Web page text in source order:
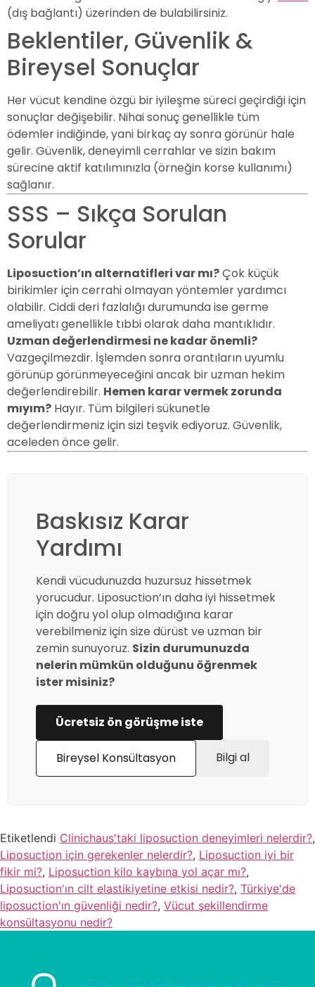
(dış bağlantı) üzerinden de bulabilirsiniz.
Beklentiler, Güvenlik &
Bireysel Sonuçlar
Her vücut kendine özgü bir iyileşme süreci geçirdiği için
sonuçlar değişebilir. Nihai sonuç genellikle tüm
ödemler indiğinde, yani birkaç ay sonra görünür hale
gelir. Güvenlik, deneyimli cerrahlar ve sizin bakım
sürecine aktif katılımınızla (örneğin korse kullanımı)
sağlanır.
SSS – Sıkça Sorulan
Sorular
Liposuction’ın alternatifleri var mı?Çok küçük
birikimler için cerrahi olmayan yöntemler yardımcı
olabilir. Ciddi deri fazlalığı durumunda ise germe
ameliyatı genellikle tıbbi olarak daha mantıklıdır.
Uzman değerlendirmesi ne kadar önemli?
Vazgeçilmezdir. İşlemden sonra orantıların uyumlu
görünüp görünmeyeceğini ancak bir uzman hekim
değerlendirebilir. Hemen karar vermek zorunda
mıyım? Hayır. Tüm bilgileri sükunetle
değerlendirmeniz için sizi teşvik ediyoruz. Güvenlik,
aceleden önce gelir.
Baskısız Karar
Yardımı
Kendi vücudunuzda huzursuz hissetmek
yorucudur. Liposuction’ın daha iyi hissetmek
için doğru yol olup olmadığına karar
verebilmeniz için size dürüst ve uzman bir
zemin sunuyoruz. Sizin durumunuzda
nelerin mümkün olduğunu öğrenmek
ister misiniz?
Ücretsiz ön görüşme iste
Bireysel Konsültasyon Bilgi al
Etiketlendi Clinichaus'taki liposuction deneyimleri nelerdir?,
Liposuction için gerekenler nelerdir?, Liposuction iyi bir
fikir mi?, Liposuction kilo kaybına yol açar mı?,
Liposuction'ın cilt elastikiyetine etkisi nedir?, Türkiye'de
liposuction'ın güvenliği nedir?, Vücut şekillendirme
konsültasyonu nedir?